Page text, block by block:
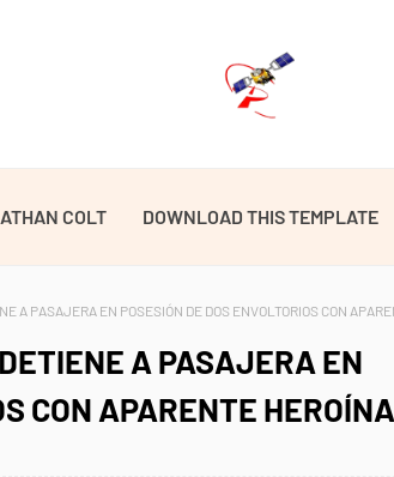
COLT DOWNLOAD THIS TEMPLATE
A PASAJERA EN POSESIÓN DE DOS ENVOLTORIOS CON
A PASAJERA EN
CON APARENTE HEROÍNA